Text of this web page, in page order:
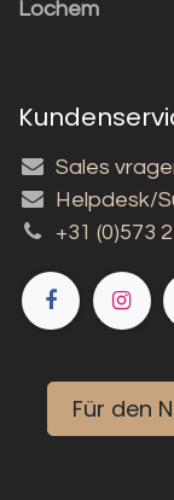
Lochem
Sales
Helpdesk/
+31 (0)573
Für den